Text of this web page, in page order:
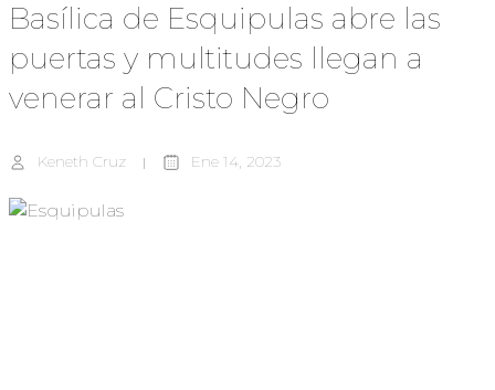
Basílica de Esquipulas abre las
puertas y multitudes llegan a
venerar al Cristo Negro
Keneth Cruz Ene 14, 2023